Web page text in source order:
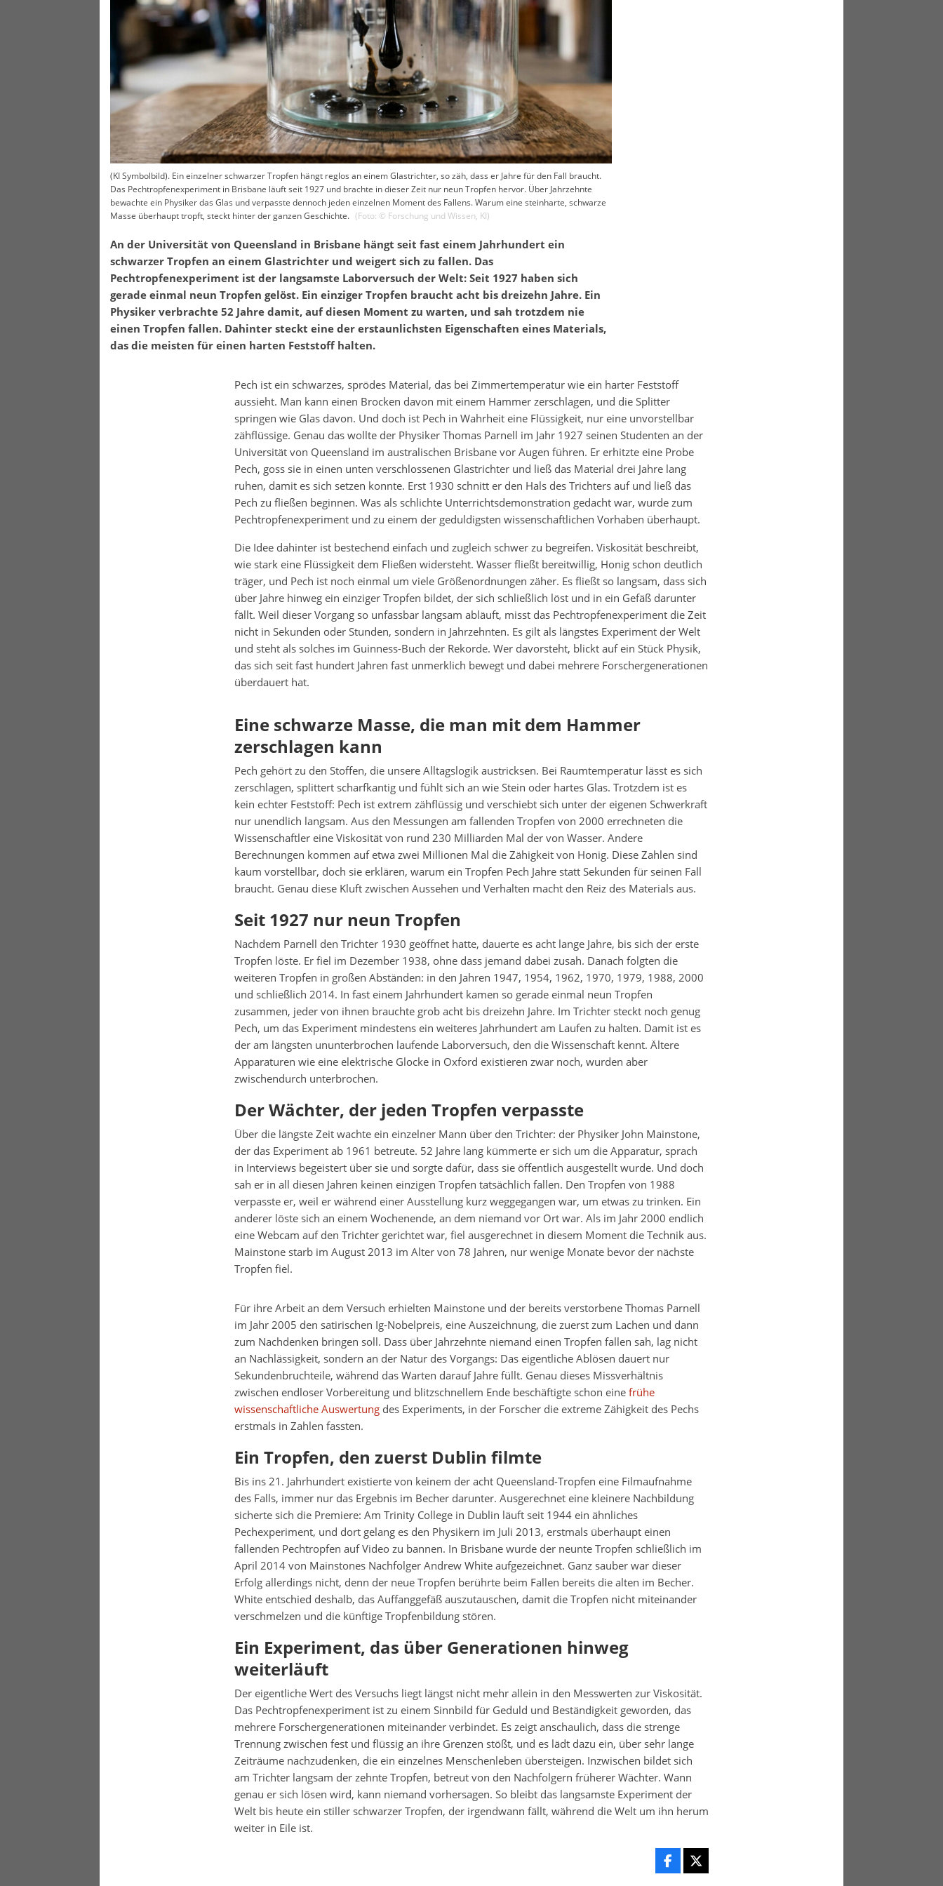
(KI Symbolbild). Ein einzelner schwarzer Tropfen hängt reglos an einem Glastrichter, so zäh, dass er Jahre für den Fall braucht.
Das Pechtropfenexperiment in Brisbane läuft seit 1927 und brachte in dieser Zeit nur neun Tropfen hervor. Über Jahrzehnte
bewachte ein Physiker das Glas und verpasste dennoch jeden einzelnen Moment des Fallens. Warum eine steinharte, schwarze
Masse überhaupt tropft, steckt hinter der ganzen Geschichte. (Foto: © Forschung und Wissen, KI)
An der Universität von Queensland in Brisbane hängt seit fast einem Jahrhundert ein
schwarzer Tropfen an einem Glastrichter und weigert sich zu fallen. Das
Pechtropfenexperiment ist der langsamste Laborversuch der Welt: Seit 1927 haben sich
gerade einmal neun Tropfen gelöst. Ein einziger Tropfen braucht acht bis dreizehn Jahre. Ein
Physiker verbrachte 52 Jahre damit, auf diesen Moment zu warten, und sah trotzdem nie
einen Tropfen fallen. Dahinter steckt eine der erstaunlichsten Eigenschaften eines Materials,
das die meisten für einen harten Feststoff halten.
Pech ist ein schwarzes, sprödes Material, das bei Zimmertemperatur wie ein harter Feststoff
aussieht. Man kann einen Brocken davon mit einem Hammer zerschlagen, und die Splitter
springen wie Glas davon. Und doch ist Pech in Wahrheit eine Flüssigkeit, nur eine unvorstellbar
zähflüssige. Genau das wollte der Physiker Thomas Parnell im Jahr 1927 seinen Studenten an der
Universität von Queensland im australischen Brisbane vor Augen führen. Er erhitzte eine Probe
Pech, goss sie in einen unten verschlossenen Glastrichter und ließ das Material drei Jahre lang
ruhen, damit es sich setzen konnte. Erst 1930 schnitt er den Hals des Trichters auf und ließ das
Pech zu fließen beginnen. Was als schlichte Unterrichtsdemonstration gedacht war, wurde zum
Pechtropfenexperiment und zu einem der geduldigsten wissenschaftlichen Vorhaben überhaupt.
Die Idee dahinter ist bestechend einfach und zugleich schwer zu begreifen. Viskosität beschreibt,
wie stark eine Flüssigkeit dem Fließen widersteht. Wasser fließt bereitwillig, Honig schon deutlich
träger, und Pech ist noch einmal um viele Größenordnungen zäher. Es fließt so langsam, dass sich
über Jahre hinweg ein einziger Tropfen bildet, der sich schließlich löst und in ein Gefäß darunter
fällt. Weil dieser Vorgang so unfassbar langsam abläuft, misst das Pechtropfenexperiment die Zeit
nicht in Sekunden oder Stunden, sondern in Jahrzehnten. Es gilt als längstes Experiment der Welt
und steht als solches im Guinness-Buch der Rekorde. Wer davorsteht, blickt auf ein Stück Physik,
das sich seit fast hundert Jahren fast unmerklich bewegt und dabei mehrere Forschergenerationen
überdauert hat.
Eine schwarze Masse, die man mit dem Hammer
zerschlagen kann
Pech gehört zu den Stoffen, die unsere Alltagslogik austricksen. Bei Raumtemperatur lässt es sich
zerschlagen, splittert scharfkantig und fühlt sich an wie Stein oder hartes Glas. Trotzdem ist es
kein echter Feststoff: Pech ist extrem zähflüssig und verschiebt sich unter der eigenen Schwerkraft
nur unendlich langsam. Aus den Messungen am fallenden Tropfen von 2000 errechneten die
Wissenschaftler eine Viskosität von rund 230 Milliarden Mal der von Wasser. Andere
Berechnungen kommen auf etwa zwei Millionen Mal die Zähigkeit von Honig. Diese Zahlen sind
kaum vorstellbar, doch sie erklären, warum ein Tropfen Pech Jahre statt Sekunden für seinen Fall
braucht. Genau diese Kluft zwischen Aussehen und Verhalten macht den Reiz des Materials aus.
Seit 1927 nur neun Tropfen
Nachdem Parnell den Trichter 1930 geöffnet hatte, dauerte es acht lange Jahre, bis sich der erste
Tropfen löste. Er fiel im Dezember 1938, ohne dass jemand dabei zusah. Danach folgten die
weiteren Tropfen in großen Abständen: in den Jahren 1947, 1954, 1962, 1970, 1979, 1988, 2000
und schließlich 2014. In fast einem Jahrhundert kamen so gerade einmal neun Tropfen
zusammen, jeder von ihnen brauchte grob acht bis dreizehn Jahre. Im Trichter steckt noch genug
Pech, um das Experiment mindestens ein weiteres Jahrhundert am Laufen zu halten. Damit ist es
der am längsten ununterbrochen laufende Laborversuch, den die Wissenschaft kennt. Ältere
Apparaturen wie eine elektrische Glocke in Oxford existieren zwar noch, wurden aber
zwischendurch unterbrochen.
Der Wächter, der jeden Tropfen verpasste
Über die längste Zeit wachte ein einzelner Mann über den Trichter: der Physiker John Mainstone,
der das Experiment ab 1961 betreute. 52 Jahre lang kümmerte er sich um die Apparatur, sprach
in Interviews begeistert über sie und sorgte dafür, dass sie öffentlich ausgestellt wurde. Und doch
sah er in all diesen Jahren keinen einzigen Tropfen tatsächlich fallen. Den Tropfen von 1988
verpasste er, weil er während einer Ausstellung kurz weggegangen war, um etwas zu trinken. Ein
anderer löste sich an einem Wochenende, an dem niemand vor Ort war. Als im Jahr 2000 endlich
eine Webcam auf den Trichter gerichtet war, fiel ausgerechnet in diesem Moment die Technik aus.
Mainstone starb im August 2013 im Alter von 78 Jahren, nur wenige Monate bevor der nächste
Tropfen fiel.
Für ihre Arbeit an dem Versuch erhielten Mainstone und der bereits verstorbene Thomas Parnell
im Jahr 2005 den satirischen Ig-Nobelpreis, eine Auszeichnung, die zuerst zum Lachen und dann
zum Nachdenken bringen soll. Dass über Jahrzehnte niemand einen Tropfen fallen sah, lag nicht
an Nachlässigkeit, sondern an der Natur des Vorgangs: Das eigentliche Ablösen dauert nur
Sekundenbruchteile, während das Warten darauf Jahre füllt. Genau dieses Missverhältnis
zwischen endloser Vorbereitung und blitzschnellem Ende beschäftigte schon einefrühe
wissenschaftliche Auswertungdes Experiments, in der Forscher die extreme Zähigkeit des Pechs
erstmals in Zahlen fassten.
Ein Tropfen, den zuerst Dublin filmte
Bis ins 21. Jahrhundert existierte von keinem der acht Queensland-Tropfen eine Filmaufnahme
des Falls, immer nur das Ergebnis im Becher darunter. Ausgerechnet eine kleinere Nachbildung
sicherte sich die Premiere: Am Trinity College in Dublin läuft seit 1944 ein ähnliches
Pechexperiment, und dort gelang es den Physikern im Juli 2013, erstmals überhaupt einen
fallenden Pechtropfen auf Video zu bannen. In Brisbane wurde der neunte Tropfen schließlich im
April 2014 von Mainstones Nachfolger Andrew White aufgezeichnet. Ganz sauber war dieser
Erfolg allerdings nicht, denn der neue Tropfen berührte beim Fallen bereits die alten im Becher.
White entschied deshalb, das Auffanggefäß auszutauschen, damit die Tropfen nicht miteinander
verschmelzen und die künftige Tropfenbildung stören.
Ein Experiment, das über Generationen hinweg
weiterläuft
Der eigentliche Wert des Versuchs liegt längst nicht mehr allein in den Messwerten zur Viskosität.
Das Pechtropfenexperiment ist zu einem Sinnbild für Geduld und Beständigkeit geworden, das
mehrere Forschergenerationen miteinander verbindet. Es zeigt anschaulich, dass die strenge
Trennung zwischen fest und flüssig an ihre Grenzen stößt, und es lädt dazu ein, über sehr lange
Zeiträume nachzudenken, die ein einzelnes Menschenleben übersteigen. Inzwischen bildet sich
am Trichter langsam der zehnte Tropfen, betreut von den Nachfolgern früherer Wächter. Wann
genau er sich lösen wird, kann niemand vorhersagen. So bleibt das langsamste Experiment der
Welt bis heute ein stiller schwarzer Tropfen, der irgendwann fällt, während die Welt um ihn herum
weiter in Eile ist.